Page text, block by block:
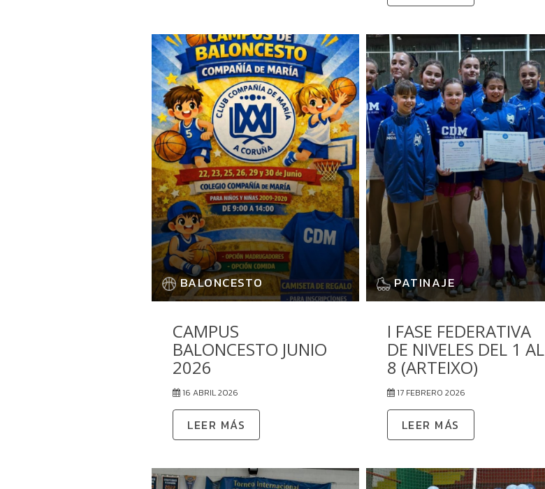
BALONCESTO
CAMPUS
BALONCESTO JUNIO
2026
16 ABRIL 2026
LEER MÁS
PATINAJE
I FASE FEDERATIVA
DE NIVELES DEL 1 AL
8 (ARTEIXO)
17 FEBRERO 2026
LEER MÁS